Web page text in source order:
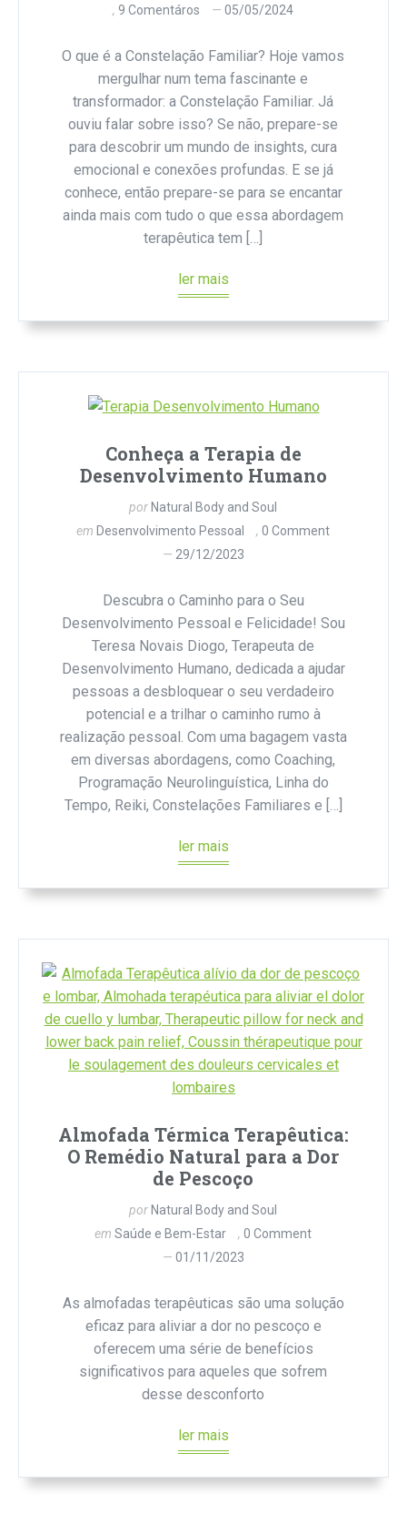
9 Comentáros 05/05/2024
O que é a Constelação Familiar? Hoje vamos
mergulhar num tema fascinante e
transformador: a Constelação Familiar. Já
ouviu falar sobre isso? Se não, prepare-se
para descobrir um mundo de insights, cura
emocional e conexões profundas. E se já
conhece, então prepare-se para se encantar
ainda mais com tudo o que essa abordagem
terapêutica tem […]
ler mais
Conheça a Terapia de
Desenvolvimento Humano
por Natural Body and Soul
em Desenvolvimento Pessoal
0 Comment
29/12/2023
Descubra o Caminho para o Seu
Desenvolvimento Pessoal e Felicidade! Sou
Teresa Novais Diogo, Terapeuta de
Desenvolvimento Humano, dedicada a ajudar
pessoas a desbloquear o seu verdadeiro
potencial e a trilhar o caminho rumo à
realização pessoal. Com uma bagagem vasta
em diversas abordagens, como Coaching,
Programação Neurolinguística, Linha do
Tempo, Reiki, Constelações Familiares e […]
ler mais
Almofada Térmica Terapêutica:
O Remédio Natural para a Dor
de Pescoço
por Natural Body and Soul
emSaúde e Bem-Estar
0 Comment
01/11/2023
As almofadas terapêuticas são uma solução
eficaz para aliviar a dor no pescoço e
oferecem uma série de benefícios
significativos para aqueles que sofrem
desse desconforto
ler mais